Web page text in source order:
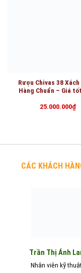
Rượu Chivas 38 Xách
Hàng Chuẩn – Giá
25.000.000₫
CÁC KHÁCH
Trần Thị Ánh
Nhân viên kỹ thuật